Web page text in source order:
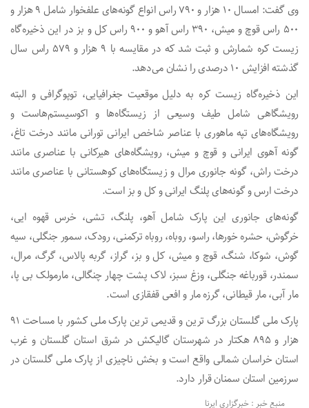
وی گفت: امسال ۱۰ هزار و ۷۹۰ راس انواع گونه‌های علفخوار شامل ۹ هزار و
۵۰۰ راس قوچ و میش، ۳۹۰ راس آهو و ۹۰۰ راس کل و بز در این ذخیره‌گاه
زیست کره شمارش و ثبت شد که در مقایسه با ۹ هزار و ۵۷۹ راس سال
گذشته افزایش ۱۰ درصدی را نشان می‌دهد.
این ذخیره‌گاه زیست کره به دلیل موقعیت جغرافیایی، توپوگرافی و البته
رویشگاهی شامل طیف وسیعی از زیستگاه‌ها و اکوسیستم‌هاست و
رویشگاه‌های تپه ماهوری با عناصر شاخص ایرانی تورانی مانند درخت تاغ،
گونه آهوی ایرانی و قوچ و میش، رویشگاه‌های هیرکانی با عناصری مانند
درخت راش، گونه جانوری مرال و زیستگاه‌های کوهستانی با عناصری مانند
درخت ارس و گونه‌های پلنگ ایرانی و کل و بز است.
گونه‌های جانوری این پارک شامل آهو، پلنگ، تشی، خرس قهوه ایی،
خرگوش، حشره خورها، راسو، روباه، روباه ترکمنی، رودک، سمور جنگلی، سیه
گوش، شوکا، شنگ، قوچ و میش، کل و بز، گراز، گربه پالاس، گرگ، مرال،
سمندر، قورباغه جنگلی، وزغ سبز، لاک پشت چهار چنگالی، مارمولک بی پا،
مار آبی، مار قیطانی، گرزه مار و افعی قفقازی است.
پارک ملی گلستان بزرگ ترین و قدیمی ترین پارک ملی کشور با مساحت ۹۱
هزار و ۸۹۵ هکتار در شهرستان گالیکش در شرق استان گلستان و غرب
استان خراسان شمالی واقع است و بخش ناچیزی از پارک ملی گلستان در
سرزمین استان سمنان قرار دارد.
منبع خبر : خبرگزاری ایرنا